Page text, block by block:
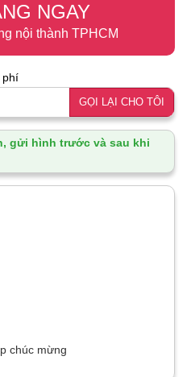
NGAY
nội thành TPHCM
GỌI LẠI CHO TÔI
gửi hình trước và sau khi
chúc mừng